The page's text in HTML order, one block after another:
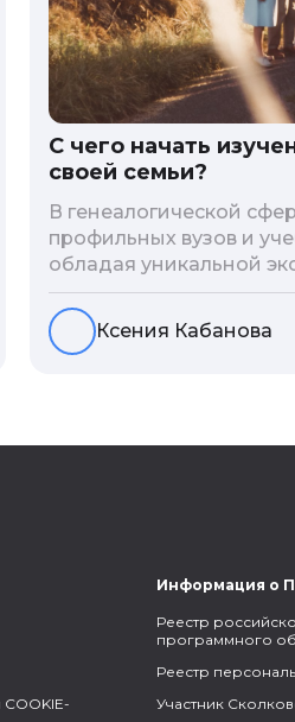
С чего начать
своей семьи?
В генеалогической
профильных вузов и
обладая уникальной
разработали
проведения архивно-
исследований, ее мы
Ксения Кабанова
Информация о
Реестр
программного
Реестр
Участник